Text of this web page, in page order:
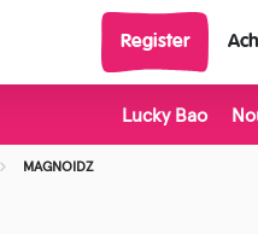
Register
Lucky Bao
MAGNOIDZ